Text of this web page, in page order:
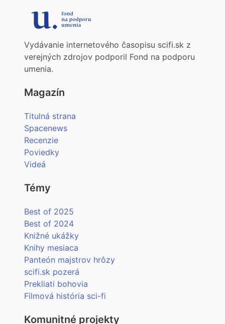
Vydávanie internetového časopisu scifi.sk z
verejných zdrojov podporil Fond na podporu
umenia.
Magazín
Titulná strana
Spacenews
Recenzie
Poviedky
Videá
Témy
Best of 2025
Best of 2024
Knižné ukážky
Knihy mesiaca
Panteón majstrov hrôzy
scifi.sk pozerá
Prekliati bohovia
Filmová história sci-fi
Komunitné projekty